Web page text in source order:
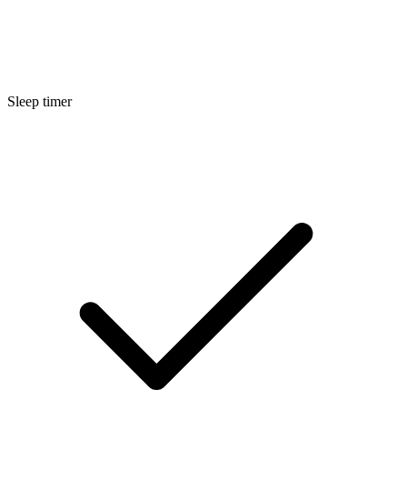
Sleep timer